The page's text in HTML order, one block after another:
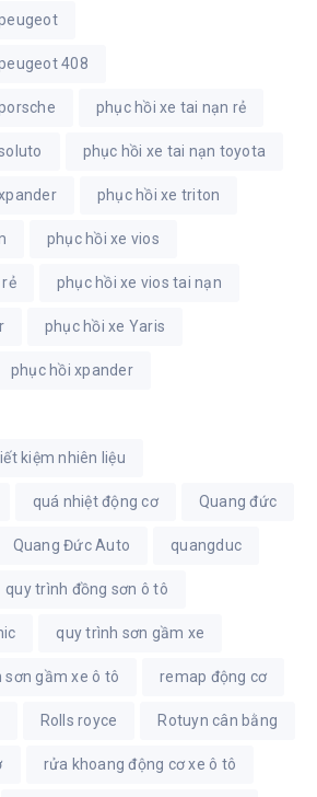
408
phục hồi xe tai nạn rẻ
phục hồi xe tai nạn toyota
phục hồi xe triton
phục hồi xe vios
phục hồi xe vios tai nạn
phục hồi xe Yaris
phục hồi xpander
kiệm nhiên liệu
quá nhiệt động cơ Quang đức
Quang Đức Auto quangduc
quy trình đồng sơn ô tô
quy trình sơn gầm xe
gầm xe ô tô remap động cơ
Rolls royce Rotuyn cân bằng
rửa khoang động cơ xe ô tô